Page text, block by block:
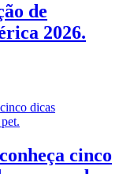
de
2026.
cinco